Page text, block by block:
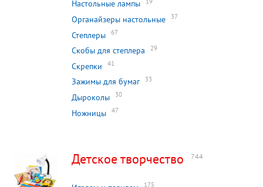
Настольные лампы
Органайзеры настольные 37
Степлеры 67
Скобы для степлера 29
Скрепки 41
Зажимы для бумаг 33
Дыроколы 30
Ножницы 47
Детское творчество 744
175